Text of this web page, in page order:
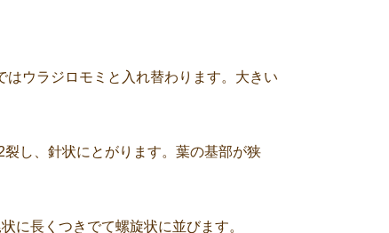
ウラジロモミと入れ替わります。大きい
し、針状にとがります。葉の基部が狭
に長くつきでて螺旋状に並びます。